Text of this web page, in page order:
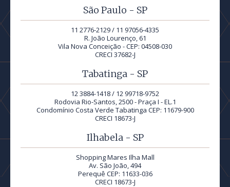
São Paulo - SP
11 2776-2129 / 11 97056-4335
R. João Lourenço, 61
Vila Nova Conceição - CEP: 04508-030
CRECI 37682-J
Tabatinga - SP
12 3884-1418 / 12 99718-9752
Rodovia Rio-Santos, 2500 - Praça I - EL.1
Condomínio Costa Verde Tabatinga CEP: 11679-900
CRECI 18673-J
Ilhabela - SP
Shopping Mares Ilha Mall
Av. São João, 494
Perequê CEP: 11633-036
CRECI 18673-J